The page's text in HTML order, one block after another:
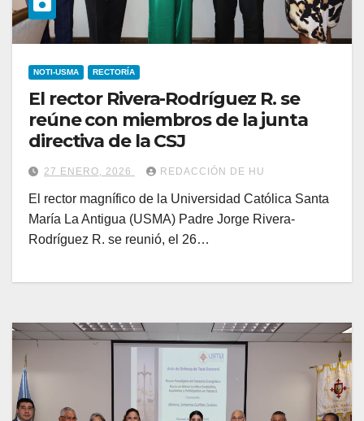
NOTI-USMA RECTORÍA
El rector Rivera-Rodríguez R. se
reúne con miembros de la junta
directiva de la CSJ
27 ENERO, 2026 REDACCIÓN DE HU
El rector magnífico de la Universidad Católica Santa
María La Antigua (USMA) Padre Jorge Rivera-
Rodríguez R. se reunió, el 26…